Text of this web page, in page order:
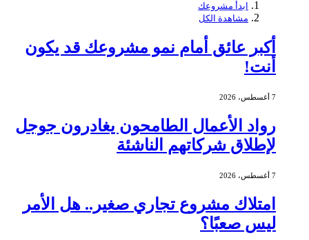
ابدأ مشروعك
مشاهدة الكل
أكبر عائق أمام نمو مشروعك قد يكون
أنت!
7 أغسطس، 2026
رواد الأعمال الطامحون يغادرون جوجل
لإطلاق شركاتهم الناشئة
7 أغسطس، 2026
امتلاك مشروع تجاري صغير.. هل الأمر
ليس صعبًا؟